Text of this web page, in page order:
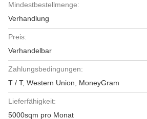
Mindestbestellmenge:
Verhandlung
Preis:
Verhandelbar
Zahlungsbedingungen:
T / T, Western Union, MoneyGram
Lieferfähigkeit:
5000sqm pro Monat